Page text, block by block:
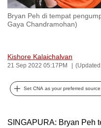
Bryan Peh di tempat
Gaya Chandramohan)
Kishore Kalaichalvan
21 Sep 2022 05:17PM
Set CNA as your preferred
SINGAPURA: Bryan Peh
be
fast,
the
best
it
can
be.